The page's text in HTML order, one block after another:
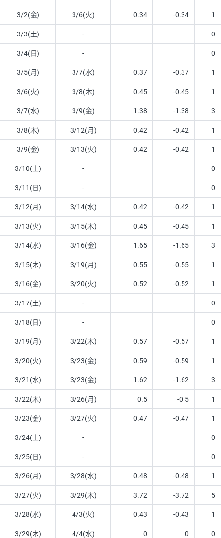
3/2(金) 3/6(火) 0.34 -0.34 1
3/3(土) - 0
3/4(日) - 0
3/5(月) 3/7(水) 0.37 -0.37 1
3/6(火) 3/8(木) 0.45 -0.45 1
3/7(水) 3/9(金) 1.38 -1.38 3
3/8(木) 3/12(月) 0.42 -0.42 1
3/9(金) 3/13(火) 0.42 -0.42 1
3/10(土) - 0
3/11(日) - 0
3/12(月) 3/14(水) 0.42 -0.42 1
3/13(火) 3/15(木) 0.45 -0.45 1
3/14(水) 3/16(金) 1.65 -1.65 3
3/15(木) 3/19(月) 0.55 -0.55 1
3/16(金) 3/20(火) 0.52 -0.52 1
3/17(土) - 0
3/18(日) - 0
3/19(月) 3/22(木) 0.57 -0.57 1
3/20(火) 3/23(金) 0.59 -0.59 1
3/21(水) 3/23(金) 1.62 -1.62 3
3/22(木) 3/26(月) 0.5 -0.5 1
3/23(金) 3/27(火) 0.47 -0.47 1
3/24(土) - 0
3/25(日) - 0
3/26(月) 3/28(水) 0.48 -0.48 1
3/27(火) 3/29(木) 3.72 -3.72 5
3/28(水) 4/3(火) 0.43 -0.43 1
3/29(木) 4/4(水) 0 0 0